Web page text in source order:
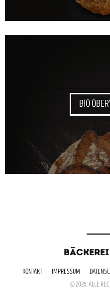
BIO
KONTAKT IMPRESSUM
© 2026. ALLE